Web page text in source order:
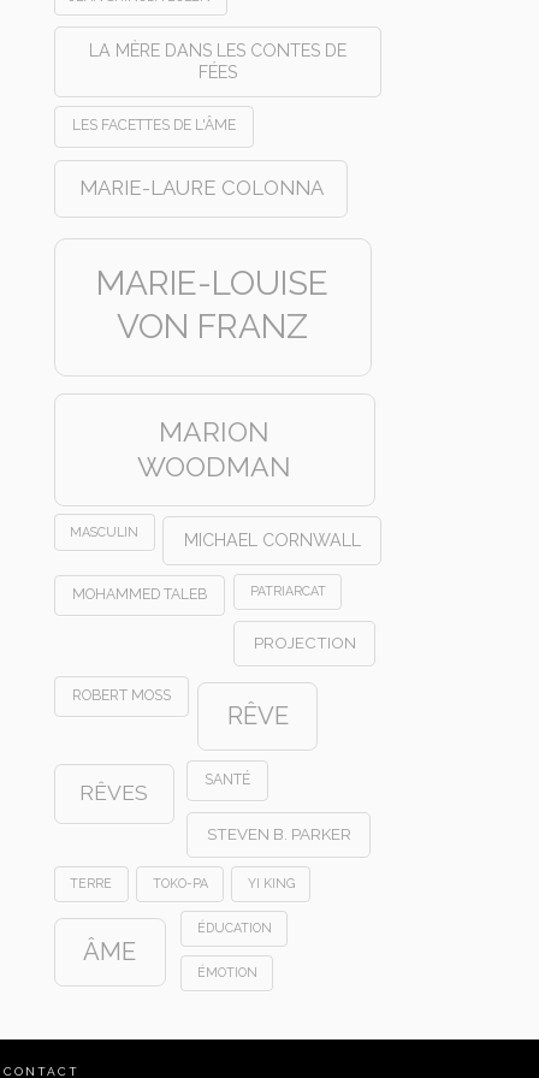
LA MÈRE DANS LES CONTES DE
FÉES
LES FACETTES DE L'ÂME
MARIE-LAURE COLONNA
MARIE-LOUISE
VON FRANZ
MARION
WOODMAN
MASCULIN MICHAEL CORNWALL
MOHAMMED TALEB PATRIARCAT
PROJECTION
ROBERT MOSS
RÊVE
RÊVES
SANTÉ
STEVEN B. PARKER
TERRE TOKO-PA YI KING
ÂME
ÉDUCATION
ÉMOTION
CONTACT